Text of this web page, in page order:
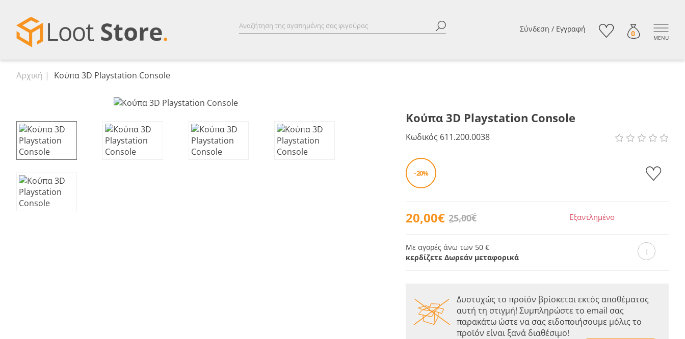
Σύνδεση / Εγγραφή 0 MENU
Αρχική Κούπα 3D Playstation Console
Κούπα 3D Playstation Console
Κωδικός 611.200.0038
- 20%
20,00€ 25,00€ Εξαντλημένο
Με αγορές άνω των 50 €
κερδίζετε Δωρεάν μεταφορικά
Δυστυχώς το προϊόν βρίσκεται εκτός αποθέματος
αυτή τη στιγμή! Συμπληρώστε το email σας
παρακάτω ώστε να σας ειδοποιήσουμε μόλις το
προϊόν είναι ξανά διαθέσιμο!